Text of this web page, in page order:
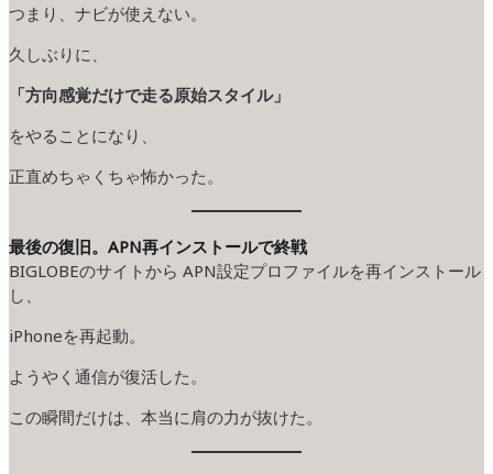
つまり、ナビが使えない。
久しぶりに、
「方向感覚だけで走る原始スタイル」
をやることになり、
正直めちゃくちゃ怖かった。
最後の復旧。APN再インストールで終戦
BIGLOBEのサイトから APN設定プロファイルを再インストール
し、
iPhoneを再起動。
ようやく通信が復活した。
この瞬間だけは、本当に肩の力が抜けた。